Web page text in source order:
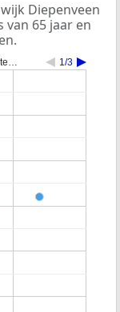
Diepenveen
van 65 jaar en
1/3